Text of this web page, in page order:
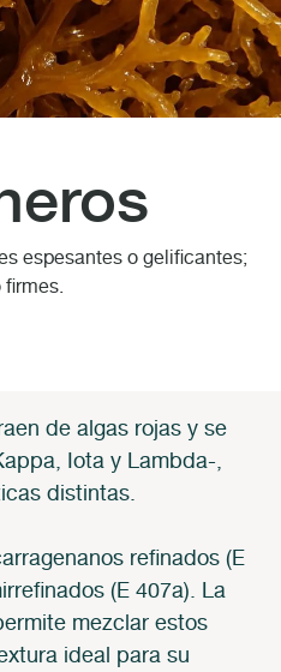
espesantes o gelificantes;
firmes.
de algas rojas y se
Iota y Lambda-,
distintas.
refinados (E
(E 407a). La
mezclar estos
ideal para su